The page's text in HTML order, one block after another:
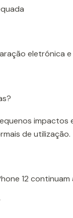
eletrónica
de utilização.
12